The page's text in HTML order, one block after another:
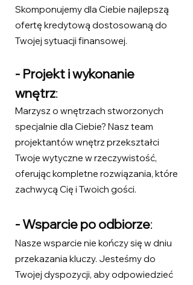
Skomponujemy dla Ciebie najlepszą
ofertę kredytową dostosowaną do
Twojej sytuacji finansowej.
- Projekt i wykonanie
wnętrz:
Marzysz o wnętrzach stworzonych
specjalnie dla Ciebie? Nasz team
projektantów wnętrz przekształci
Twoje wytyczne w rzeczywistość,
oferując kompletne rozwiązania, które
zachwycą Cię i Twoich gości.
- Wsparcie po odbiorze:
Nasze wsparcie nie kończy się w dniu
przekazania kluczy. Jesteśmy do
Twojej dyspozycji, aby odpowiedzieć